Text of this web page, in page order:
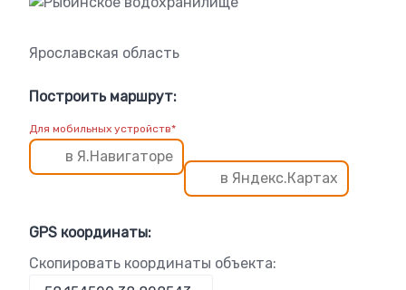
Ярославская область
Построить маршрут:
Для мобильных устройств*
в Я.Навигаторе
в Яндекс.Картах
GPS координаты:
Скопировать координаты объекта: